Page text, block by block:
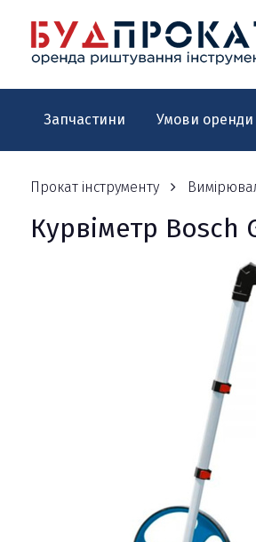
Запчастини Умови оренди
Прокат інструменту
Курвіметр Bosch